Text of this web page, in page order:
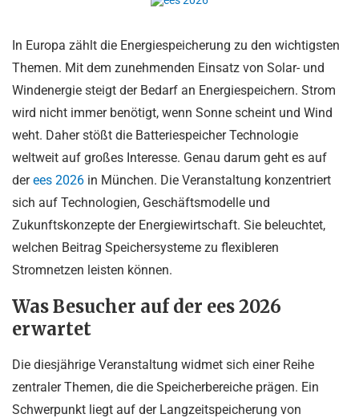
In Europa zählt die Energiespeicherung zu den wichtigsten
Themen. Mit dem zunehmenden Einsatz von Solar- und
Windenergie steigt der Bedarf an Energiespeichern. Strom
wird nicht immer benötigt, wenn Sonne scheint und Wind
weht. Daher stößt die Batteriespeicher Technologie
weltweit auf großes Interesse. Genau darum geht es auf
derees 2026 in München. Die Veranstaltung konzentriert
sich auf Technologien, Geschäftsmodelle und
Zukunftskonzepte der Energiewirtschaft. Sie beleuchtet,
welchen Beitrag Speichersysteme zu flexibleren
Stromnetzen leisten können.
Was Besucher auf der ees 2026
erwartet
Die diesjährige Veranstaltung widmet sich einer Reihe
zentraler Themen, die die Speicherbereiche prägen. Ein
Schwerpunkt liegt auf der Langzeitspeicherung von